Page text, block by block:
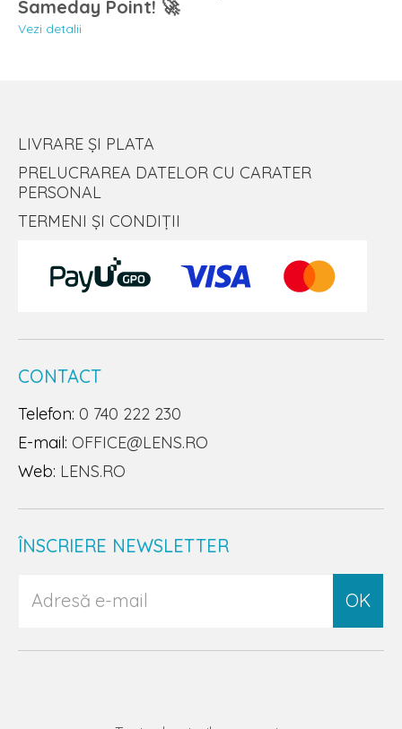
Sameday Point! 🚀
Vezi detalii
LIVRARE ȘI PLATA
PRELUCRAREA DATELOR CU CARATER
PERSONAL
TERMENI ȘI CONDIȚII
CONTACT
Telefon: 0 740 222 230
E-mail: OFFICE@LENS.RO
Web: LENS.RO
ÎNSCRIERE NEWSLETTER
OK